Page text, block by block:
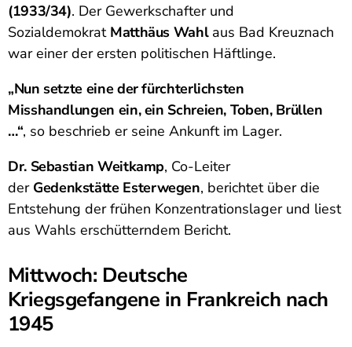
(1933/34). Der Gewerkschafter und
Sozialdemokrat Matthäus Wahlaus Bad Kreuznach
war einer der ersten politischen Häftlinge.
„Nun setzte eine der fürchterlichsten
Misshandlungen ein, ein Schreien, Toben, Brüllen
…“, so beschrieb er seine Ankunft im Lager.
Dr. Sebastian Weitkamp, Co-Leiter
der Gedenkstätte Esterwegen, berichtet über die
Entstehung der frühen Konzentrationslager und liest
aus Wahls erschütterndem Bericht.
Mittwoch: Deutsche
Kriegsgefangene in Frankreich nach
1945